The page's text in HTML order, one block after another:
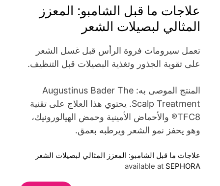
علاجات ما قبل الشامبو: المعزز
المثالي لبصيلات الشعر
تعمل سيرومات فروة الرأس قبل غسل الشعر
على تقوية الجذور وتغذية البصيلات قبل التنظيف.
المنتج الموصى به: Augustinus Bader The
Scalp Treatment. يحتوي هذا العلاج على تقنية
TFC8® والأحماض الأمينية وحمض الهيالورونيك،
وهو يحفز نمو الشعر ويرطبه بعمق.
علاجات ما قبل الشامبو: المعزز المثالي لبصيلات الشعر
available at SEPHORA